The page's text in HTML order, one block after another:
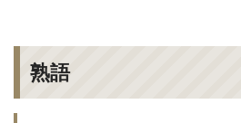
熟語